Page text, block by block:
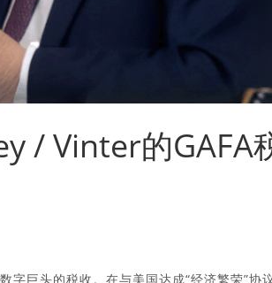
/ Vinter的GAFA
巨头的税收。在与美国达成“经济繁荣”协